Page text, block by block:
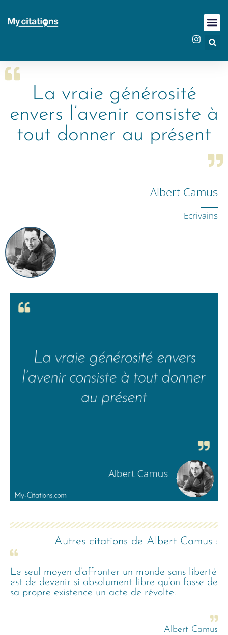
La vraie générosité
envers l’avenir consiste à
tout donner au présent
Albert Camus
Ecrivains
Autres citations de Albert Camus :
Le seul moyen d’affronter un monde sans liberté
est de devenir si absolument libre qu’on fasse de
sa propre existence un acte de révolte.
Albert Camus